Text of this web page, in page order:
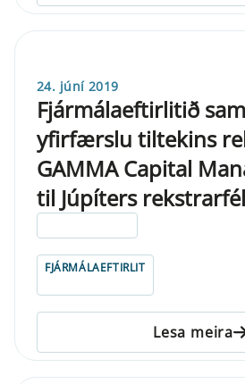
24. júní 2019
Fjármálaeftirlitið
yfirfærslu tiltekins
GAMMA Capital
til Júpíters
FJÁRMÁLAEFTIRLIT
Lesa meira